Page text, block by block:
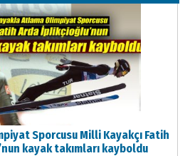
Pazartesi
Sporcusu Milli Kayakçı Fatih
kayak takımları kayboldu